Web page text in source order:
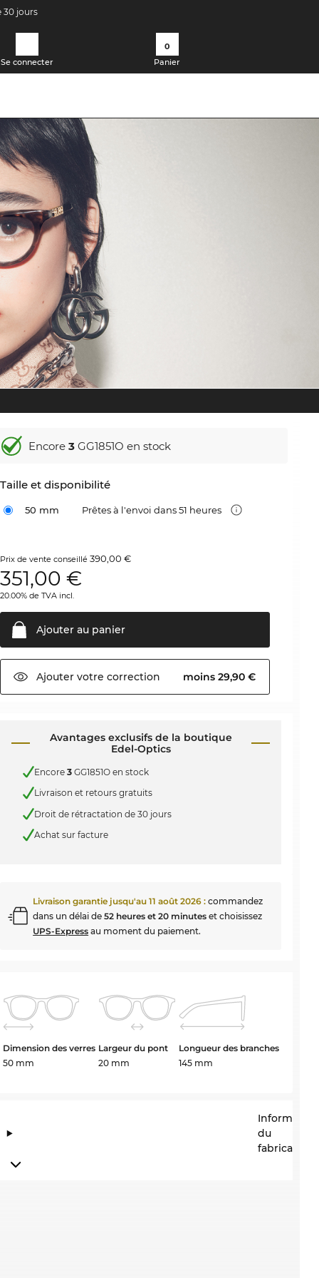
30 jours
Se connecter
0
Panier
Encore3 GG1851O en stock
Taille et disponibilité
50 mm Prêtes à l'envoi dans 51 heures
Prix de vente conseillé390,00 €
351,00 €
20.00% de TVA incl.
Ajouter au panier
Ajouter votre correction moins 29,90 €
Avantages exclusifs de la boutique
Edel-Optics
Encore3 GG1851O en stock
Livraison et retours gratuits
Droit de rétractation de 30 jours
Achat sur facture
Livraison garantie jusqu'au11 août 2026 : commandez
dans un délai de52 heures et 20 minutes et choisissez
UPS-Express au moment du paiement.
Dimension des verres
50 mm
Largeur du pont
20 mm
Longueur des branches
145 mm
du
fabricant